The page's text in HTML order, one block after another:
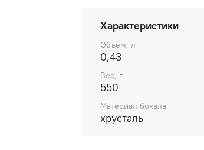
Характеристики
Объем, л
0,43
Вес, г
550
Материал бокала
хрусталь